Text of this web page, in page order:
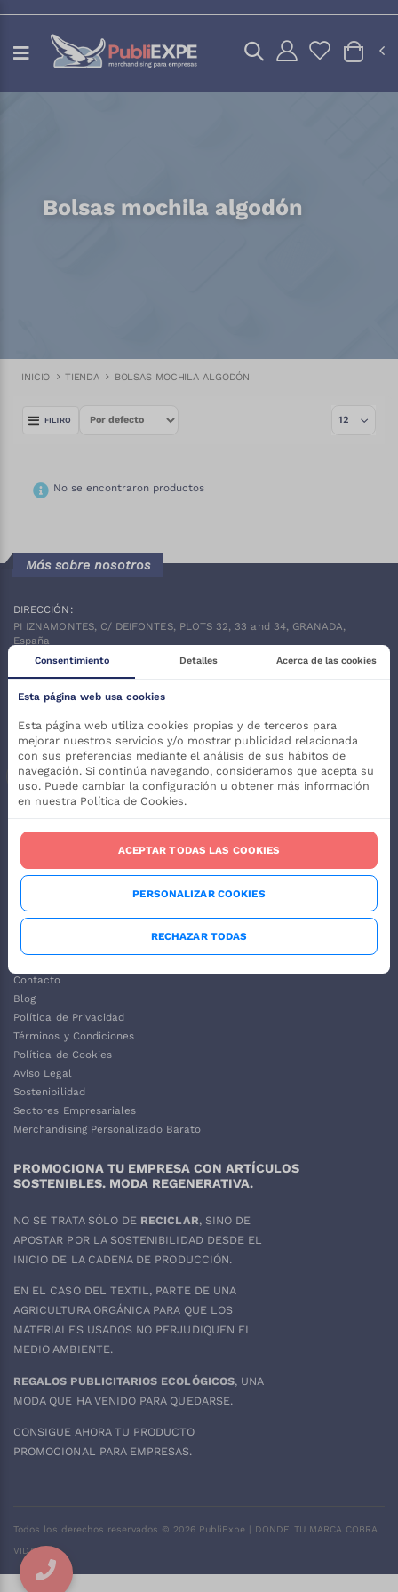
Bolsas mochila algodón
INICIO TIENDA BOLSAS MOCHILA ALGODÓN
FILTRO
No se encontraron productos
Más sobre nosotros
DIRECCIÓN:
PI IZNAMONTES, C/ DEIFONTES, PLOTS 32, 33 and 34, GRANADA,
España
TELÉFONO:
(+34)958 10 63 22
EMAIL:
publiexpe@publiexpe.com
SÍGUENOS:
FacebookTwitterInstagram
Contacto
Blog
Política de Privacidad
Términos y Condiciones
Política de Cookies
Aviso Legal
Sostenibilidad
Sectores Empresariales
Merchandising Personalizado Barato
PROMOCIONA TU EMPRESA CON ARTÍCULOS
SOSTENIBLES. MODA REGENERATIVA.
NO SE TRATA SÓLO DE RECICLAR, SINO DE
APOSTAR POR LA SOSTENIBILIDAD DESDE EL
INICIO DE LA CADENA DE PRODUCCIÓN.
EN EL CASO DEL TEXTIL, PARTE DE UNA
AGRICULTURA ORGÁNICA PARA QUE LOS
MATERIALES USADOS NO PERJUDIQUEN EL
MEDIO AMBIENTE.
REGALOS PUBLICITARIOS ECOLÓGICOS, UNA
MODA QUE HA VENIDO PARA QUEDARSE.
CONSIGUE AHORA TU PRODUCTO
PROMOCIONAL PARA EMPRESAS.
Todos los derechos reservados © 2026 PubliExpe | DONDE TU MARCA COBRA
VIDA
Consentimiento Detalles Acerca de las cookies
Esta página web usa cookies
Esta página web utiliza cookies propias y de terceros para
mejorar nuestros servicios y/o mostrar publicidad relacionada
con sus preferencias mediante el análisis de sus hábitos de
navegación. Si continúa navegando, consideramos que acepta su
uso. Puede cambiar la configuración u obtener más información
en nuestra Política de Cookies.
RECHAZAR TODAS
PERSONALIZAR COOKIES
ACEPTAR TODAS LAS COOKIES